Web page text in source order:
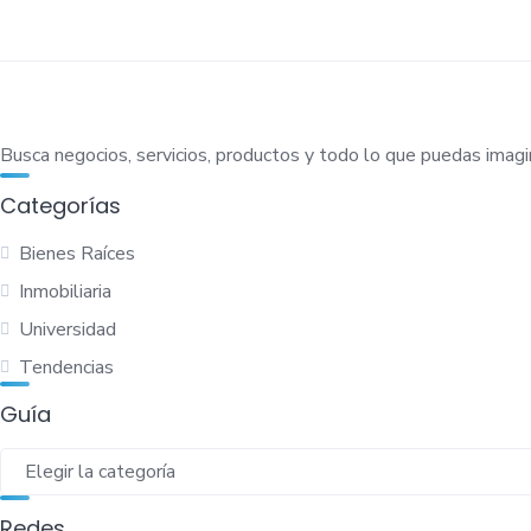
Busca negocios, servicios, productos y todo lo que puedas
Categorías
Bienes Raíces
Inmobiliaria
Universidad
Tendencias
Guía
Guía